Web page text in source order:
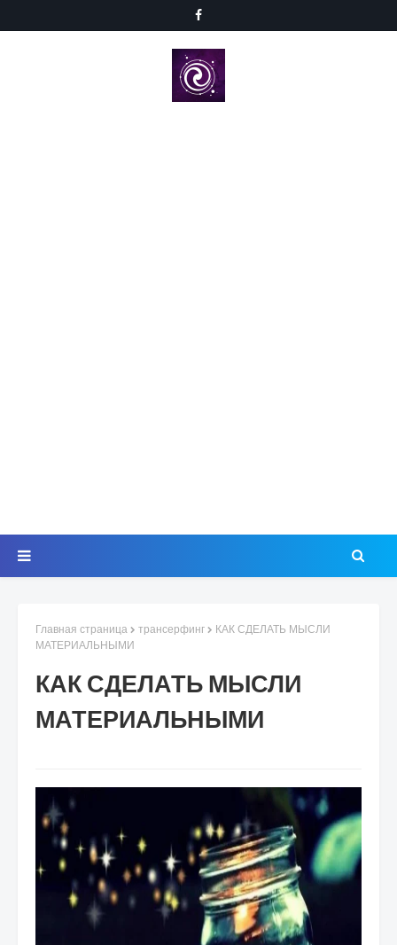
Главная страница трансерфинг
КАК СДЕЛАТЬ МЫСЛИ
МАТЕРИАЛЬНЫМИ
КАК СДЕЛАТЬ МЫСЛИ
МАТЕРИАЛЬНЫМИ